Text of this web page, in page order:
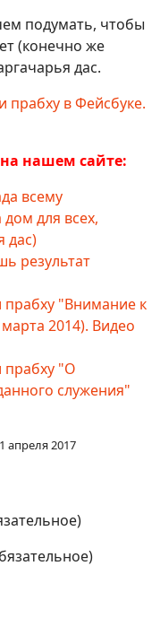
подумать, чтобы
(конечно же
дас.
прабху в Фейсбуке.
нашем сайте:
всему
дом для всех,
дас)
результат
прабху "Внимание к
2014). Видео
прабху "О
служения"
апреля 2017